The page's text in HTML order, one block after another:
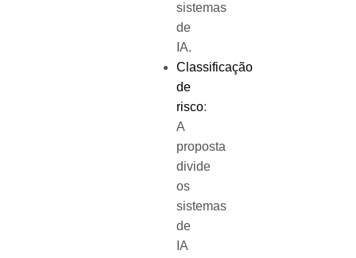
sistemas
de
IA.
Classificação
de
risco:
A
proposta
divide
os
sistemas
de
IA